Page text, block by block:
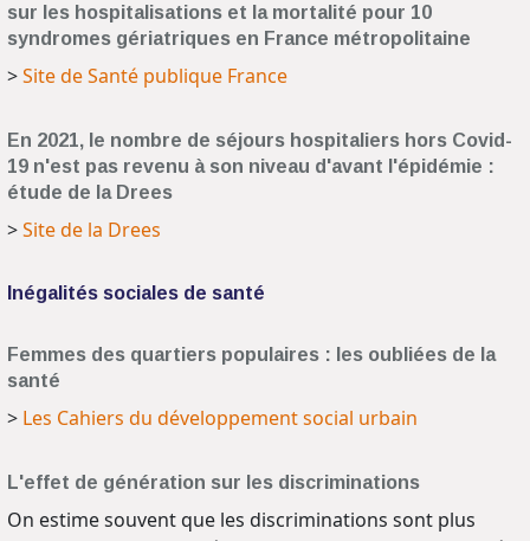
sur les hospitalisations et la mortalité pour 10
syndromes gériatriques en France métropolitaine
>Site de Santé publique France
En 2021, le nombre de séjours hospitaliers hors Covid-
19 n'est pas revenu à son niveau d'avant l'épidémie :
étude de la Drees
>Site de la Drees
Inégalités sociales de santé
Femmes des quartiers populaires : les oubliées de la
santé
> Les Cahiers du développement social urbain
L'effet de génération sur les discriminations
On estime souvent que les discriminations sont plus